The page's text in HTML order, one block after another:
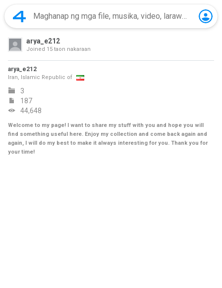
arya_e212
Joined 15 taon nakaraan
arya_e212
Iran, Islamic Republic of
3
187
44,648
Welcome to my page! I want to share my stuff with you and hope you will
find something useful here. Enjoy my collection and come back again and
again, I will do my best to make it always interesting for you. Thank you for
your time!